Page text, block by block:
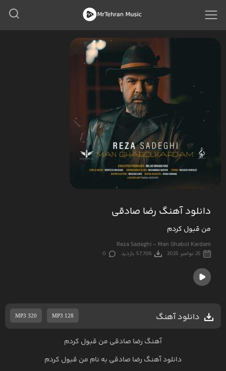
دانلود آهنگ رضا صادقی
من قبول کردم
Reza Sadeghi - Man Ghabol Kardam
25 نوامبر 2025 57,706 بازدید 0
دانلود آهنگ MP3 320 MP3 128
آهنگ رضا صادقی من قبول کردم
دانلود آهنگ رضا صادقی به نام من قبول کردم